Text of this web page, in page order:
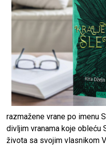
razmažene vrane po imenu
divljim vranama koje obleću
života sa svojim vlasnikom